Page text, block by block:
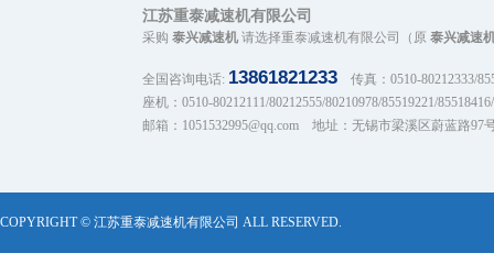
江苏重泰减速机有限公司
采购 泰兴减速机 请选择重泰减速机有限公司（原 泰兴减速
全国咨询电话: 13861821233 传真：0510-80212333/
座机：0510-80212111/80212555/80210978/85519221/
邮箱：1051532995@qq.com 地址：无锡市梁溪区蔚蓝路97
COPYRIGHT © 江苏重泰减速机有限公司 ALL RESERVED.